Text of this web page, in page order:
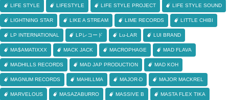
LIFE STYLE LIFESTYLE LIFE STYLE PROJECT LIFE STYLE SOUND
LIGHTNING STAR LIKE A STREAM LIME RECORDS LITTLE CHIBI
LP INTERNATIONAL LPレコード Lu-LAR LUI BRAND
MA$AMATIXXX MACK JACK MACROPHAGE MAD FLAVA
MADHILLS RECORDS MAD JAP PRODUCTION MAD KOH
MAGNUM RECORDS MAHILLMA MAJOR-D MAJOR MACKREL
MARVELOUS MASAZABURRO MASSIVE B MASTA FLEX TIKA